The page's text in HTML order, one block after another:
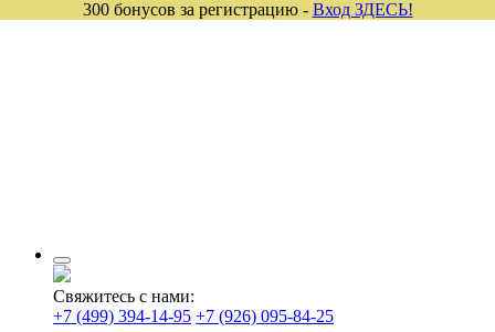
Свяжитесь с нами:
+7 (499) 394-14-95 +7 (926) 095-84-25
300 бонусов за регистрацию - Вход ЗДЕСЬ!